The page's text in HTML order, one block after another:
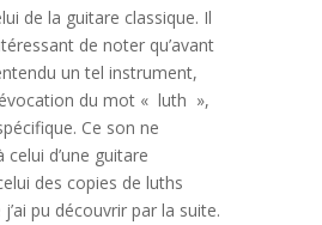
de la guitare classique. Il
de noter qu’avant
un tel instrument,
du mot « luth »,
Ce son ne
d’une guitare
des copies de luths
pu découvrir par la suite.